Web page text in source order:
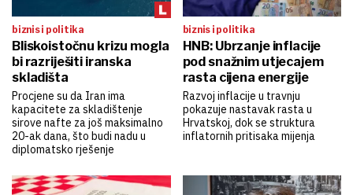
biznis i politika
Bliskoistočnu krizu mogla
bi razriješiti iranska
skladišta
Procjene su da Iran ima
kapacitete za skladištenje
sirove nafte za još maksimalno
20-ak dana, što budi nadu u
diplomatsko rješenje
biznis i politika
HNB: Ubrzanje inflacije
pod snažnim utjecajem
rasta cijena energije
Razvoj inflacije u travnju
pokazuje nastavak rasta u
Hrvatskoj, dok se struktura
inflatornih pritisaka mijenja